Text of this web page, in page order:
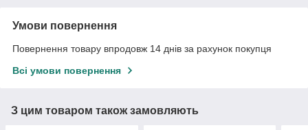
Умови повернення
Повернення товару впродовж 14 днів за рахунок покупця
Всі умови повернення
З цим товаром також замовляють